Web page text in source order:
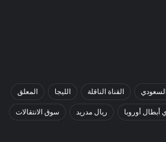
القناة الناقلة الليجا المعلق
أبطال أوروبا ريال مدريد سوق الانتقالات